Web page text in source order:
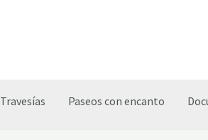
Travesías Paseos con encanto